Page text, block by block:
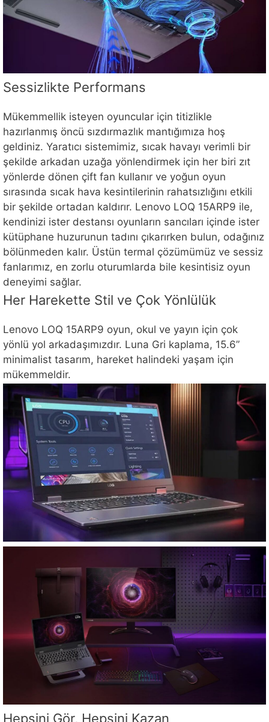
Sessizlikte Performans
Mükemmellik isteyen oyuncular için titizlikle
hazırlanmış öncü sızdırmazlık mantığımıza hoş
geldiniz. Yaratıcı sistemimiz, sıcak havayı verimli bir
şekilde arkadan uzağa yönlendirmek için her biri zıt
yönlerde dönen çift fan kullanır ve yoğun oyun
sırasında sıcak hava kesintilerinin rahatsızlığını etkili
bir şekilde ortadan kaldırır. Lenovo LOQ 15ARP9 ile,
kendinizi ister destansı oyunların sancıları içinde ister
kütüphane huzurunun tadını çıkarırken bulun, odağınız
bölünmeden kalır. Üstün termal çözümümüz ve sessiz
fanlarımız, en zorlu oturumlarda bile kesintisiz oyun
deneyimi sağlar.
Her Harekette Stil ve Çok Yönlülük
Lenovo LOQ 15ARP9 oyun, okul ve yayın için çok
yönlü yol arkadaşımızdır. Luna Gri kaplama, 15.6”
minimalist tasarım, hareket halindeki yaşam için
mükemmeldir.
Hepsini Gör, Hepsini Kazan